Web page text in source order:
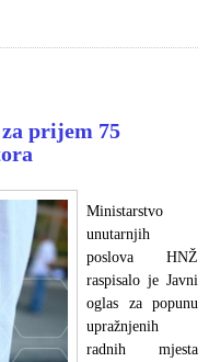
prijem 75
Ministarstvo
unutarnjih
poslova HNŽ
raspisalo je Javni
oglas za popunu
upražnjenih
radnih mjesta